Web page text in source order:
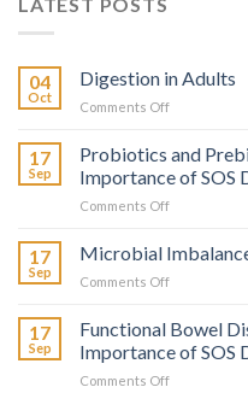
04
Oct
Digestion in Adults
Comments Offon
Digestion
l’Adulte
17
Sep
Probiotics and
Importance of SOS
Comments Offon
et
Rôle
et
17
Sep
Microbial
Comments Offon
Microbiens
Quand
Faire
17
Sep
Functional Bowel
Importance of SOS
Comments Offon